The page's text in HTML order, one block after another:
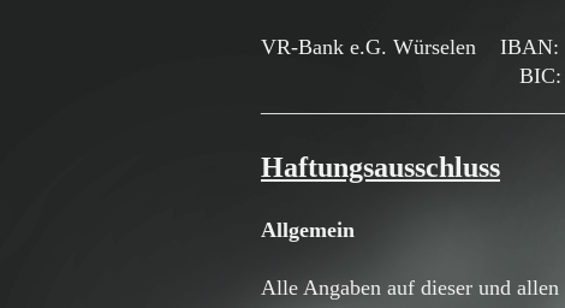
VR-Bank e.G. Würselen IBAN:
BIC:
Haftungsausschluss
Allgemein
Alle Angaben auf dieser und